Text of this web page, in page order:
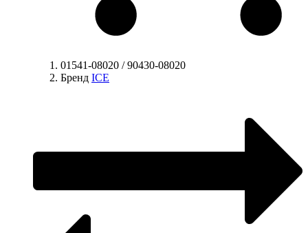
01541-08020 / 90430-08020
Бренд ICE